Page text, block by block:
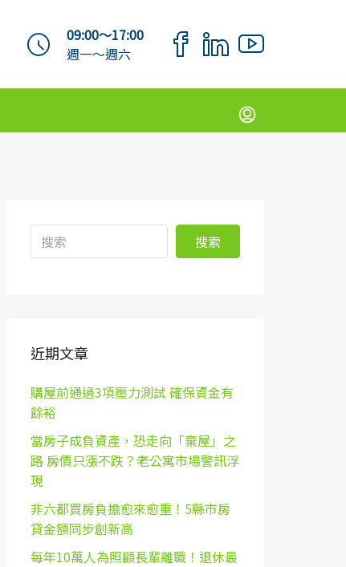
09:00～17:00
週一～週六
搜索
近期文章
購屋前通過3項壓力測試 確保資金有
餘裕
當房子成負資產，恐走向「棄屋」之
路 房價只漲不跌？老公寓市場警訊浮
現
非六都買房負擔愈來愈重！5縣市房
貸金額同步創新高
每年10萬人為照顧長輩離職！退休最